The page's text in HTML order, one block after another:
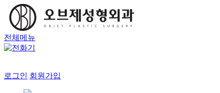
전체메뉴
로그인 회원가입